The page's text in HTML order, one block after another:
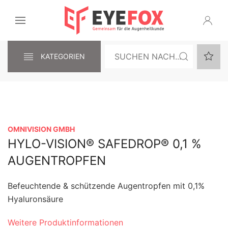
KATEGORIEN
OMNIVISION GMBH
HYLO-VISION® SAFEDROP® 0,1 %
AUGENTROPFEN
Befeuchtende & schützende Augentropfen mit 0,1%
Hyaluronsäure
Weitere Produktinformationen